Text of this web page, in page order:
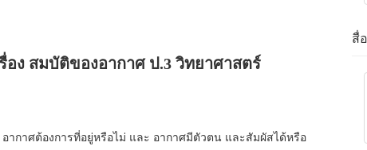
อง สมบัติของอากาศ ป.3 วิทยาศาสตร์
ากาศต้องการที่อยู่หรือไม่ และ อากาศมีตัวตน และสัมผัสได้หรือ
สื่